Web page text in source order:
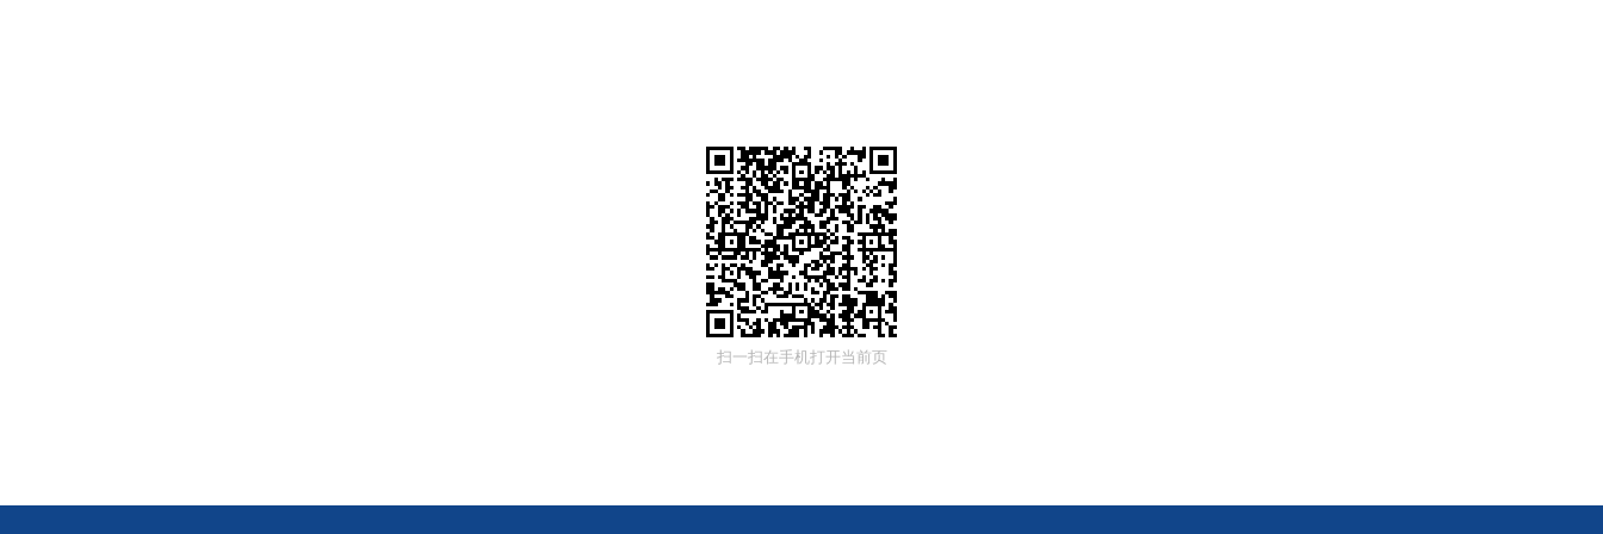
扫一扫在手机打开当前页